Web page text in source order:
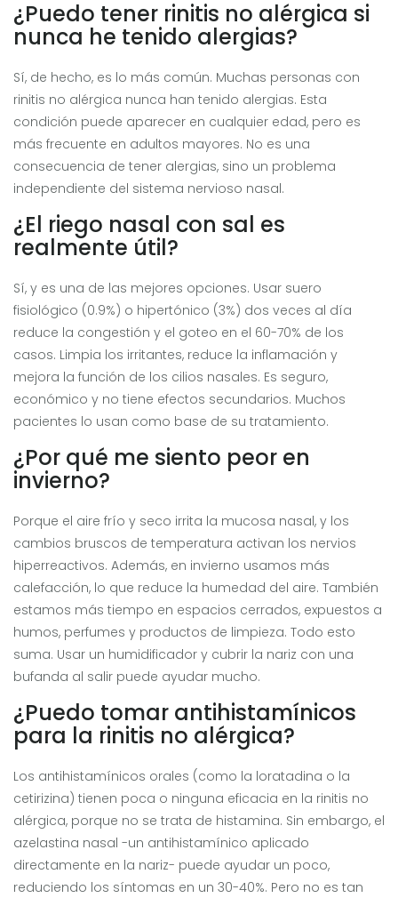
¿Puedo tener rinitis no alérgica si
nunca he tenido alergias?
Sí, de hecho, es lo más común. Muchas personas con
rinitis no alérgica nunca han tenido alergias. Esta
condición puede aparecer en cualquier edad, pero es
más frecuente en adultos mayores. No es una
consecuencia de tener alergias, sino un problema
independiente del sistema nervioso nasal.
¿El riego nasal con sal es
realmente útil?
Sí, y es una de las mejores opciones. Usar suero
fisiológico (0.9%) o hipertónico (3%) dos veces al día
reduce la congestión y el goteo en el 60-70% de los
casos. Limpia los irritantes, reduce la inflamación y
mejora la función de los cilios nasales. Es seguro,
económico y no tiene efectos secundarios. Muchos
pacientes lo usan como base de su tratamiento.
¿Por qué me siento peor en
invierno?
Porque el aire frío y seco irrita la mucosa nasal, y los
cambios bruscos de temperatura activan los nervios
hiperreactivos. Además, en invierno usamos más
calefacción, lo que reduce la humedad del aire. También
estamos más tiempo en espacios cerrados, expuestos a
humos, perfumes y productos de limpieza. Todo esto
suma. Usar un humidificador y cubrir la nariz con una
bufanda al salir puede ayudar mucho.
¿Puedo tomar antihistamínicos
para la rinitis no alérgica?
Los antihistamínicos orales (como la loratadina o la
cetirizina) tienen poca o ninguna eficacia en la rinitis no
alérgica, porque no se trata de histamina. Sin embargo, el
azelastina nasal -un antihistamínico aplicado
directamente en la nariz- puede ayudar un poco,
reduciendo los síntomas en un 30-40%. Pero no es tan